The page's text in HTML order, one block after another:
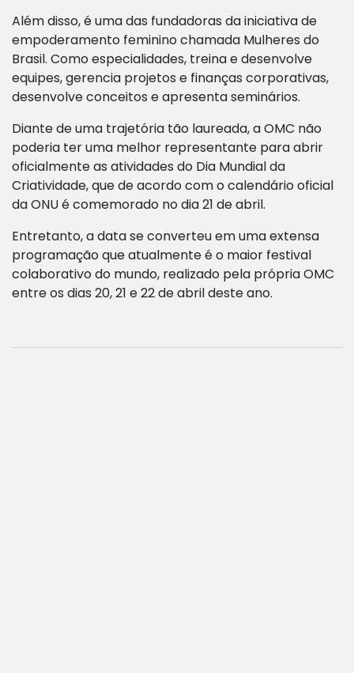
Além disso, é uma das fundadoras da iniciativa de
empoderamento feminino chamada Mulheres do
Brasil. Como especialidades, treina e desenvolve
equipes, gerencia projetos e finanças corporativas,
desenvolve conceitos e apresenta seminários.
Diante de uma trajetória tão laureada, a OMC não
poderia ter uma melhor representante para abrir
oficialmente as atividades do Dia Mundial da
Criatividade, que de acordo com o calendário oficial
da ONU é comemorado no dia 21 de abril.
Entretanto, a data se converteu em uma extensa
programação que atualmente é o maior festival
colaborativo do mundo, realizado pela própria OMC
entre os dias 20, 21 e 22 de abril deste ano.